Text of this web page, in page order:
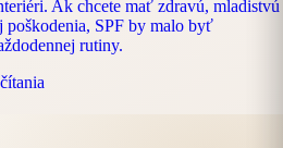
Ak chcete mať zdravú, mladistvú
SPF by malo byť
rutiny.